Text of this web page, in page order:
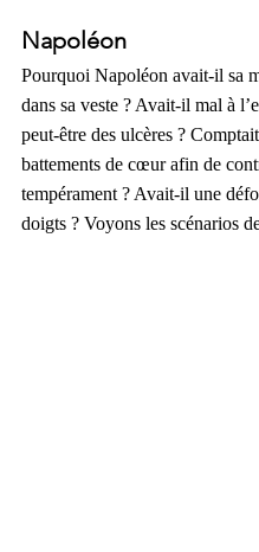
Napoléon
Pourquoi Napoléon avait-il sa
dans sa veste ? Avait-il mal à
peut-être des ulcères ?
battements de cœur afin de
tempérament ? Avait-il une
doigts ? Voyons les scénarios